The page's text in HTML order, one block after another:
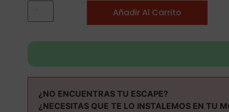
Añadir Al Carrito
¿NO ENCUENTRAS TU ESCAPE?
¿NECESITAS QUE TE LO INSTALEMOS EN TU